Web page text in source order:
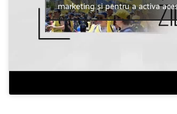
marketing și pentru a activa